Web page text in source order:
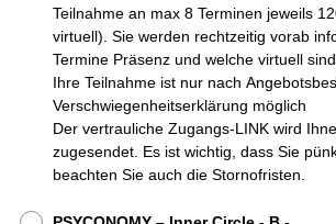
Teilnahme an max 8 Terminen jeweils 120 min (Präsenz und
virtuell). Sie werden rechtzeitig vorab
Termine Präsenz und welche virtuell sind.
Ihre Teilnahme ist nur nach Angebotsbestätigung und
Verschwiegenheitserklärung möglich
Der vertrauliche Zugangs-LINK wird
zugesendet. Es ist wichtig, dass Sie
beachten Sie auch die Stornofristen.